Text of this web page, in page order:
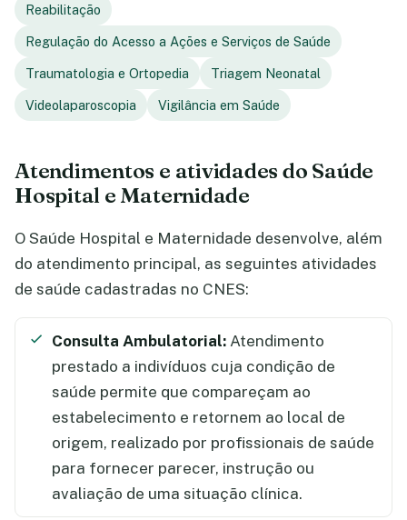
Reabilitação
Regulação do Acesso a Ações e Serviços de Saúde
Traumatologia e Ortopedia Triagem Neonatal
Videolaparoscopia Vigilância em Saúde
Atendimentos e atividades do Saúde
Hospital e Maternidade
O Saúde Hospital e Maternidade desenvolve, além
do atendimento principal, as seguintes atividades
de saúde cadastradas no CNES:
Consulta Ambulatorial: Atendimento
prestado a indivíduos cuja condição de
saúde permite que compareçam ao
estabelecimento e retornem ao local de
origem, realizado por profissionais de saúde
para fornecer parecer, instrução ou
avaliação de uma situação clínica.